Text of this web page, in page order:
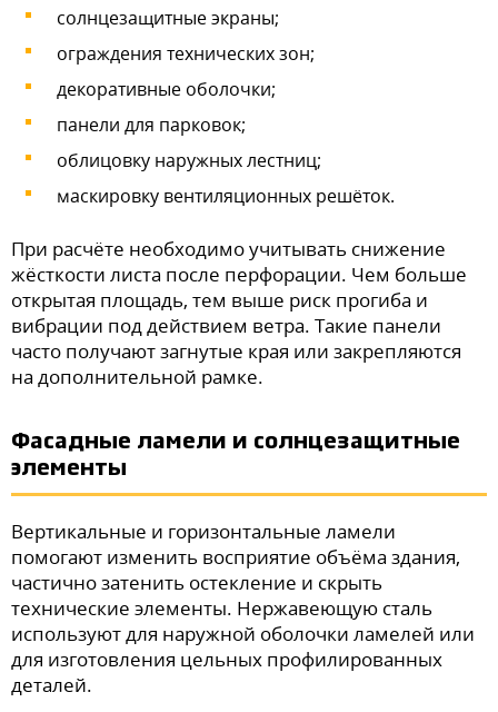
солнцезащитные экраны;
ограждения технических зон;
декоративные оболочки;
панели для парковок;
облицовку наружных лестниц;
маскировку вентиляционных решёток.
При расчёте необходимо учитывать снижение
жёсткости листа после перфорации. Чем больше
открытая площадь, тем выше риск прогиба и
вибрации под действием ветра. Такие панели
часто получают загнутые края или закрепляются
на дополнительной рамке.
Фасадные ламели и солнцезащитные
элементы
Вертикальные и горизонтальные ламели
помогают изменить восприятие объёма здания,
частично затенить остекление и скрыть
технические элементы. Нержавеющую сталь
используют для наружной оболочки ламелей или
для изготовления цельных профилированных
деталей.